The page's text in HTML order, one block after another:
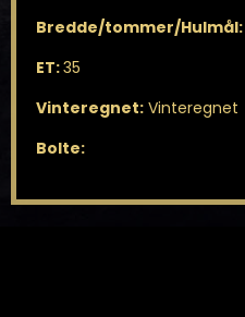
Bredde/tommer/Hulmål:
ET:35
Vinteregnet:Vinteregnet
Bolte: